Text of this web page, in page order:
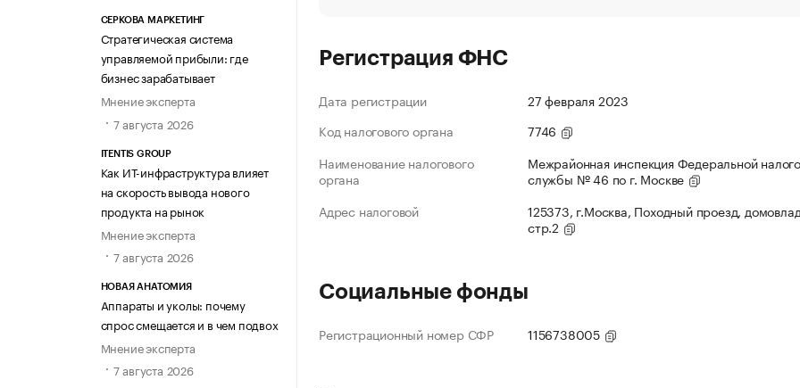
СЕРКОВА МАРКЕТИНГ
Стратегическая система
управляемой прибыли: где
бизнес зарабатывает
Мнение эксперта
7 августа 2026
ITENTIS GROUP
Как ИТ-инфраструктура влияет
на скорость вывода нового
продукта на рынок
Мнение эксперта
7 августа 2026
НОВАЯ АНАТОМИЯ
Аппараты и уколы: почему
спрос смещается и в чем подвох
Мнение эксперта
7 августа 2026
Регистрация ФНС
Дата регистрации
27 февраля 2023
Код налогового органа
7746
Наименование налогового
органа
Межрайонная инспекция Федеральной
службы № 46 по г. Москве
Адрес налоговой
125373, г.Москва, Походный проезд,
стр.2
Социальные фонды
Регистрационный номер СФР 1156738005